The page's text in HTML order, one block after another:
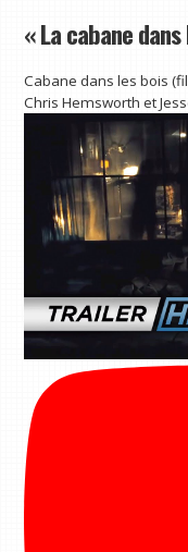
« La cabane
Cabane dans les bois
Chris Hemsworth et